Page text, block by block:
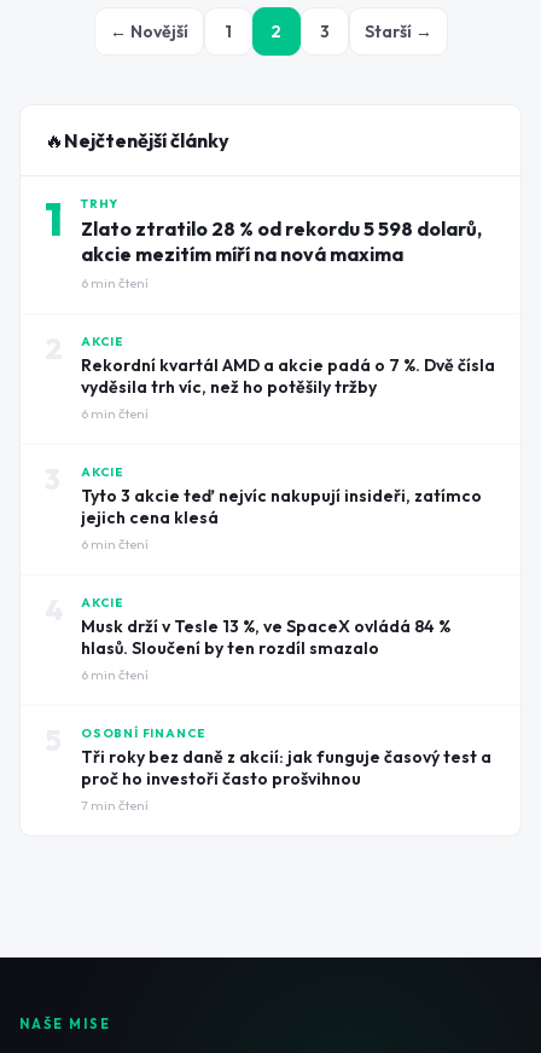
zúčastněných firem vyletěly až o 15 procent ještě před
otevřením burzy.
← Novější 1 2 3 Starší →
🔥 Nejčtenější články
1 TRHY
Zlato ztratilo 28 % od rekordu 5 598 dolarů,
akcie mezitím míří na nová maxima
6 min čtení
AKCIE
Rekordní kvartál AMD a akcie padá o 7 %. Dvě čísla
vyděsila trh víc, než ho potěšily tržby
6 min čtení
AKCIE
Tyto 3 akcie teď nejvíc nakupují insideři, zatímco
jejich cena klesá
6 min čtení
AKCIE
Musk drží v Tesle 13 %, ve SpaceX ovládá 84 %
hlasů. Sloučení by ten rozdíl smazalo
6 min čtení
OSOBNÍ FINANCE
Tři roky bez daně z akcií: jak funguje časový test a
proč ho investoři často prošvihnou
7 min čtení
NAŠE MISE